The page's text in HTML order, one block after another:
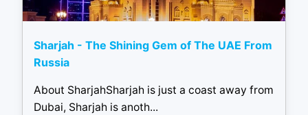
Sharjah - The Shining Gem of The UAE From
Russia
About SharjahSharjah is just a coast away from
Dubai, Sharjah is anoth...